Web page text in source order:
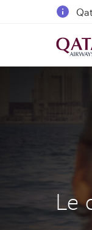
18
6
Le